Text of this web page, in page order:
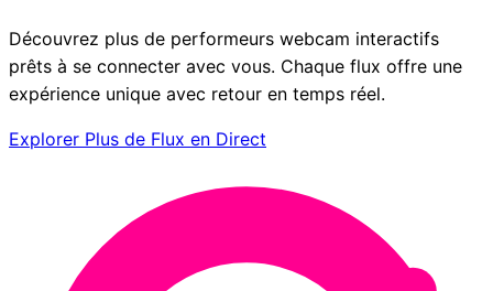
Découvrez plus de performeurs webcam interactifs
prêts à se connecter avec vous. Chaque flux offre une
expérience unique avec retour en temps réel.
Explorer Plus de Flux en Direct